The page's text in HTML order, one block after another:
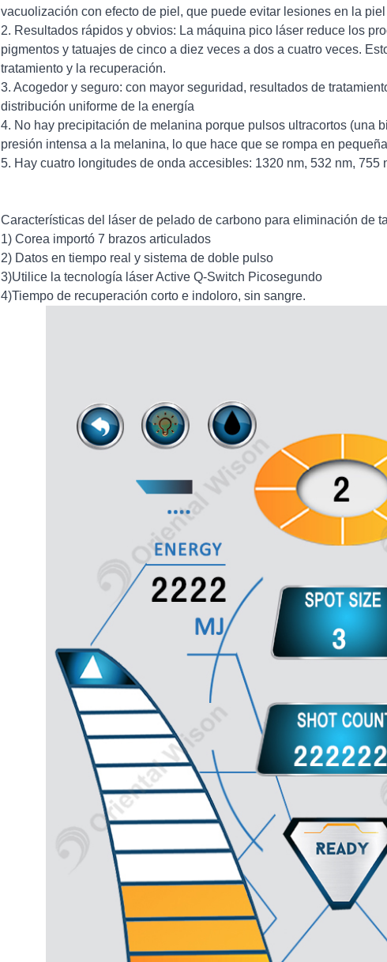
vacuolización con efecto de piel, que puede evitar lesiones en la
2. Resultados rápidos y obvios: La máquina pico láser reduce los
pigmentos y tatuajes de cinco a diez veces a dos a cuatro veces.
tratamiento y la recuperación.
3. Acogedor y seguro: con mayor seguridad, resultados de
distribución uniforme de la energía
4. No hay precipitación de melanina porque pulsos ultracortos (una
presión intensa a la melanina, lo que hace que se rompa en
5. Hay cuatro longitudes de onda accesibles: 1320 nm, 532 nm, 755
Características del láser de pelado de carbono para eliminación de
1) Corea importó 7 brazos articulados
2) Datos en tiempo real y sistema de doble pulso
3)Utilice la tecnología láser Active Q-Switch Picosegundo
4)Tiempo de recuperación corto e indoloro, sin sangre.